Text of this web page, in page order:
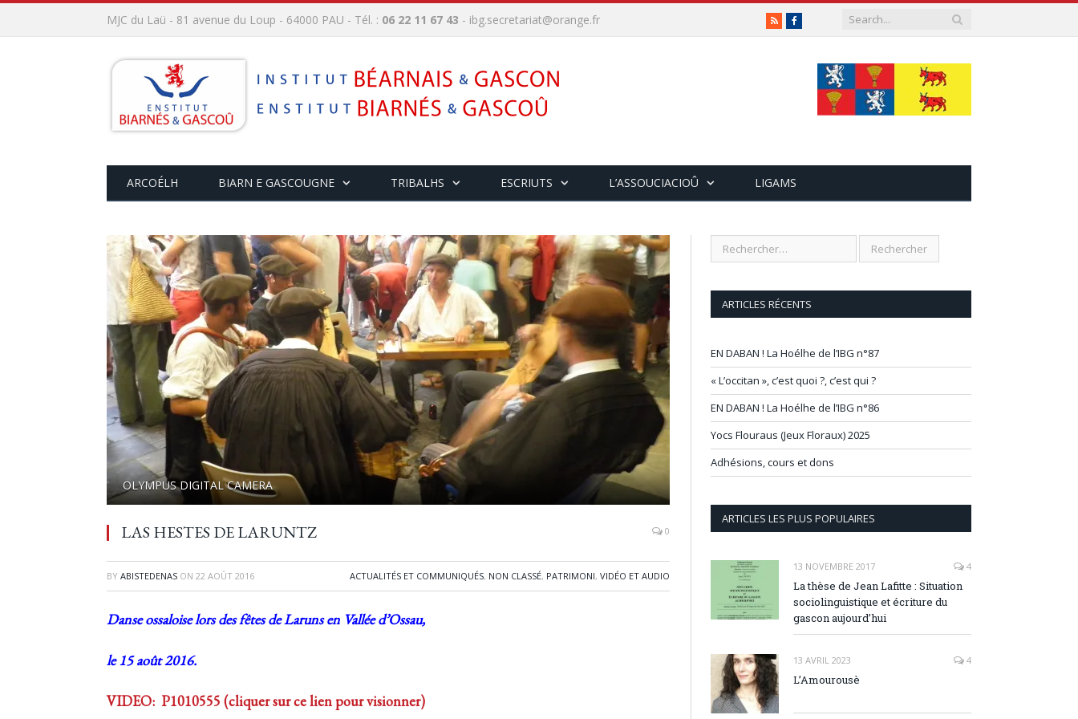
MJC du Laü - 81 avenue du Loup - 64000 PAU - Tél. : 06 22 11 67 43 - ibg.secretariat@orange.fr RSSFacebook
ARCOÉLH BIARN E GASCOUGNE TRIBALHS ESCRIUTS L’ASSOUCIACIOÛ LIGAMS
OLYMPUS DIGITAL CAMERA
LAS HESTES DE LARUNTZ 0
BY ABISTEDENAS ON 22 AOÛT 2016 ACTUALITÉS ET COMMUNIQUÉS, NON CLASSÉ, PATRIMONI, VIDÉO ET AUDIO
Danse ossaloise lors des fêtes de Laruns en Vallée d’Ossau,
le 15 août 2016.
VIDEO: P1010555 (cliquer sur ce lien pour visionner)
ARTICLES RÉCENTS
EN DABAN ! La Hoélhe de l’IBG n°87
« L’occitan », c’est quoi ?, c’est qui ?
EN DABAN ! La Hoélhe de l’IBG n°86
Yocs Flouraus (Jeux Floraux) 2025
Adhésions, cours et dons
ARTICLES LES PLUS POPULAIRES
13 NOVEMBRE 2017 4
La thèse de Jean Lafitte : Situation
sociolinguistique et écriture du
gascon aujourd’hui
13 AVRIL 2023 4
L’Amourousè